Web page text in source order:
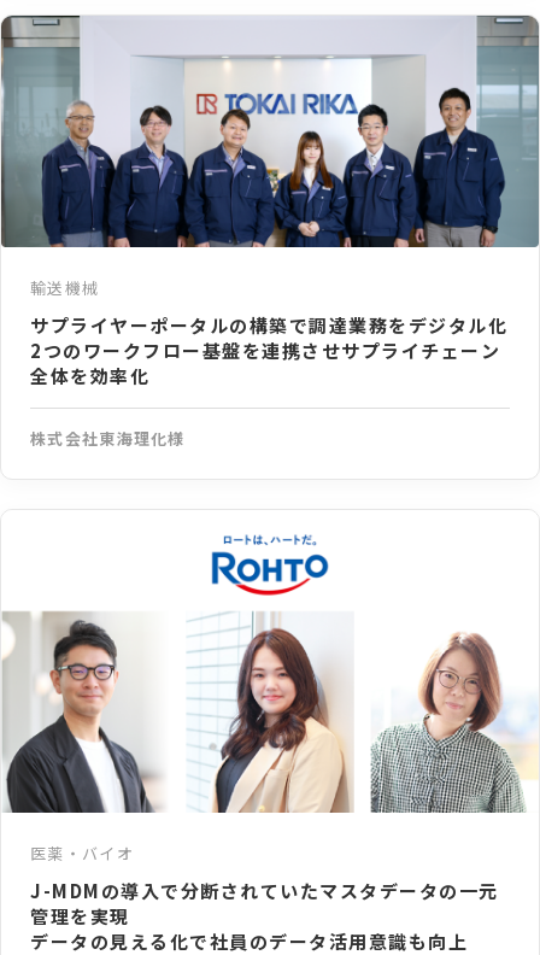
輸送機械
サプライヤーポータルの構築で調達業務をデジタル化
2つのワークフロー基盤を連携させサプライチェーン
全体を効率化
株式会社東海理化様
医薬・バイオ
J-MDMの導入で分断されていたマスタデータの一元
管理を実現
データの見える化で社員のデータ活用意識も向上